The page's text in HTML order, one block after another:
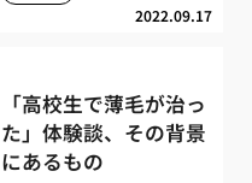
2022.09.17
「高校生で薄毛が治っ
た」体験談、その背景
にあるもの